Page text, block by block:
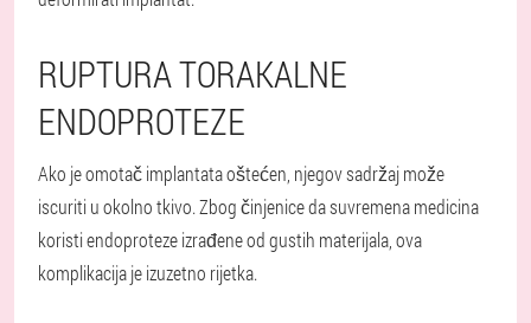
RUPTURA TORAKALNE
ENDOPROTEZE
Ako je omotač implantata oštećen, njegov sadržaj može
iscuriti u okolno tkivo. Zbog činjenice da suvremena medicina
koristi endoproteze izrađene od gustih materijala, ova
komplikacija je izuzetno rijetka.